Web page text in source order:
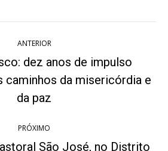
ANTERIOR
Post
anterior:
dez anos de impulso
caminhos da misericórdia e
da paz
PRÓXIMO
São José, no Distrito